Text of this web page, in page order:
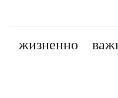
жизненно